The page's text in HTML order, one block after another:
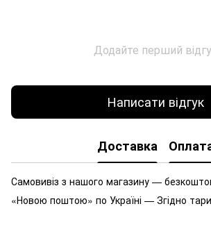
Додайте перший
Написати відгук
Доставка
Самовивіз з нашого магазину —
«Новою поштою» по Україні — Згідно